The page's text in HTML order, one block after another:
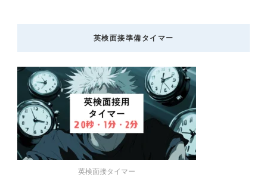
英検面接準備タイマー
英検面接タイマー